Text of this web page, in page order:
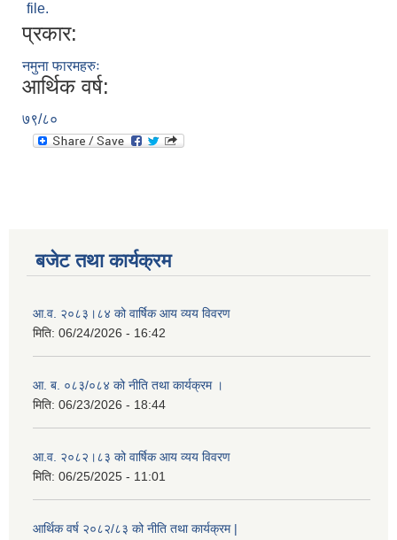
file.
प्रकार:
नमुना फारमहरुः
आर्थिक वर्ष:
७९/८०
बजेट तथा कार्यक्रम
आ.व. २०८३।८४ को वार्षिक आय व्यय विवरण
मिति: 06/24/2026 - 16:42
आ. ब. ०८३/०८४ को नीति तथा कार्यक्रम ।
मिति: 06/23/2026 - 18:44
आ.व. २०८२।८३ को वार्षिक आय व्यय विवरण
मिति: 06/25/2025 - 11:01
आर्थिक वर्ष २०८२/८३ को नीति तथा कार्यक्रम |